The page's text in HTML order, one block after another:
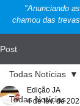
"Anunciando
chamou das
Post
Todas Notícias
Todas Notícias
Edição JA
4 de fev. de